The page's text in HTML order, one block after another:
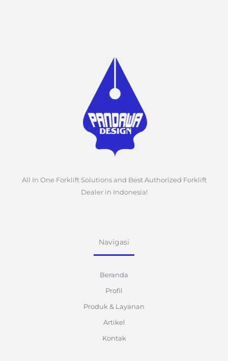
All In One Forklift Solutions and Best Authorized Forklift
Dealer in Indonesia!
Navigasi
Beranda
Profil
Produk & Layanan
Artikel
Kontak